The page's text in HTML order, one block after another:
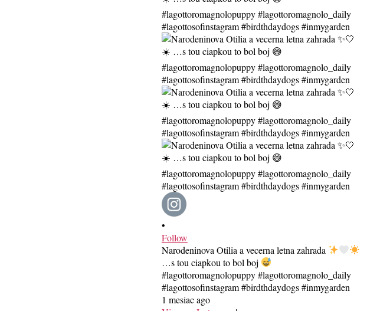
•
Follow
Narodeninova Otilia a vecerna letna zahrada
…s tou ciapkou to bol boj
#lagottoromagnolopuppy #lagottoromagnolo_daily
#lagottosofinstagram #birdthdaydogs #inmygarden
1 mesiac ago